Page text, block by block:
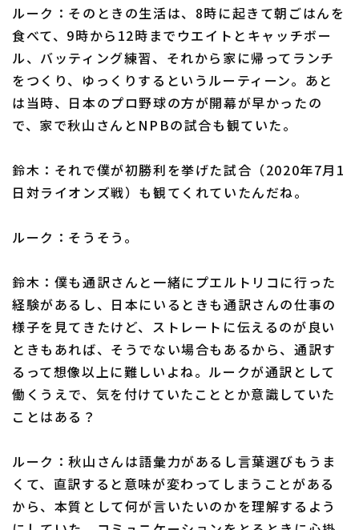
ルーク：そのときの生活は、8時に起きて朝ごはんを
食べて、9時から12時までウエイトとキャッチボー
ル、バッティング練習、それから家に帰ってランチ
をつくり、ゆっくりするというルーティーン。あと
は当時、日本のプロ野球の方が開幕が早かったの
で、家で秋山さんとNPBの試合も観ていた。
鈴木：それで僕が初勝利を挙げた試合（2020年7月1
日対ライオンズ戦）も観てくれていたんだね。
ルーク：そうそう。
鈴木：僕も通訳さんと一緒にプエルトリコに行った
経験があるし、日本にいるときも通訳さんの仕事の
様子を見てきたけど、ストレートに伝えるのが良い
ときもあれば、そうでない場合もあるから、通訳す
るって想像以上に難しいよね。ルークが通訳として
働くうえで、気を付けていたこととか意識していた
ことはある？
ルーク：秋山さんは語彙力があるし言葉選びもうま
くて、直訳すると意味が変わってしまうことがある
から、本質として何が言いたいのかを理解するよう